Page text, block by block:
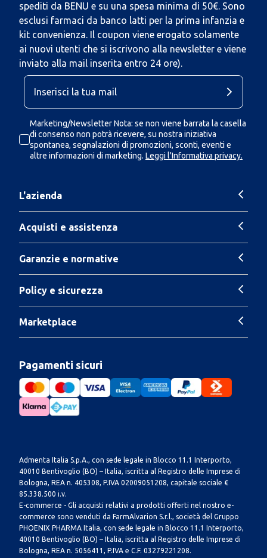
spediti da BENU e su una spesa minima di 50€. Sono
esclusi farmaci da banco latti per la prima infanzia e
kit convenienza. Il coupon viene erogato solamente
ai nuovi utenti che si iscrivono alla newsletter e viene
inviato alla mail inserita entro 24 ore).
Marketing/Newsletter Nota: se non viene barrata la casella
di consenso non potrà ricevere, su nostra iniziativa
spontanea, segnalazioni di promozioni, sconti, eventi e
altre informazioni di marketing. Leggi l'Informativa privacy.
L'azienda
Acquisti e assistenza
Garanzie e normative
Policy e sicurezza
Marketplace
Pagamenti sicuri
Admenta Italia S.p.A., con sede legale in Blocco 11.1 Interporto,
40010 Bentivoglio (BO) – Italia, iscritta al Registro delle Imprese di
Bologna, REA n. 405308, P.IVA 02009051208, capitale sociale €
85.338.500 i.v.
E-commerce - Gli acquisti relativi a prodotti offerti nel nostro e-
commerce sono venduti da FarmAlvarion S.r.l., società del Gruppo
PHOENIX PHARMA Italia, con sede legale in Blocco 11.1 Interporto,
40010 Bentivoglio (BO) – Italia, iscritta al Registro delle Imprese di
Bologna, REA n. 5056411, P.IVA e C.F. 03279221208.